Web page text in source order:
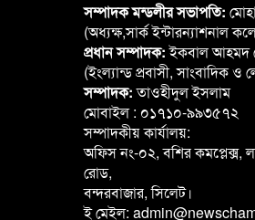
সম্পাদক মন্ডলীর সভাপতি:
(অধ্যক্ষ,সার্ক ইন্টারন্যাশনাল
প্রধান সম্পাদক:ইকবাল আহমদ
(ইংল্যান্ড প্রবাসী, সাংবাদিক ও
সম্পাদক:তাওহীদুল ইসলাম
মোবাইল : ০১৭১০-৯৯৩৫৭২
সম্পাদকীয় কার্যালয়:
অফিস নং-০২, বশির কমপ্লেক্স,
রোড,
বন্দরবাজার, সিলেট।
ই মেইল: